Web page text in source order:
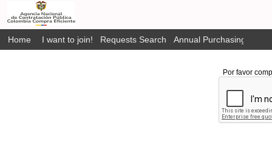
Home I want to join! Requests Search Annual Purchasing Plan
Por favor